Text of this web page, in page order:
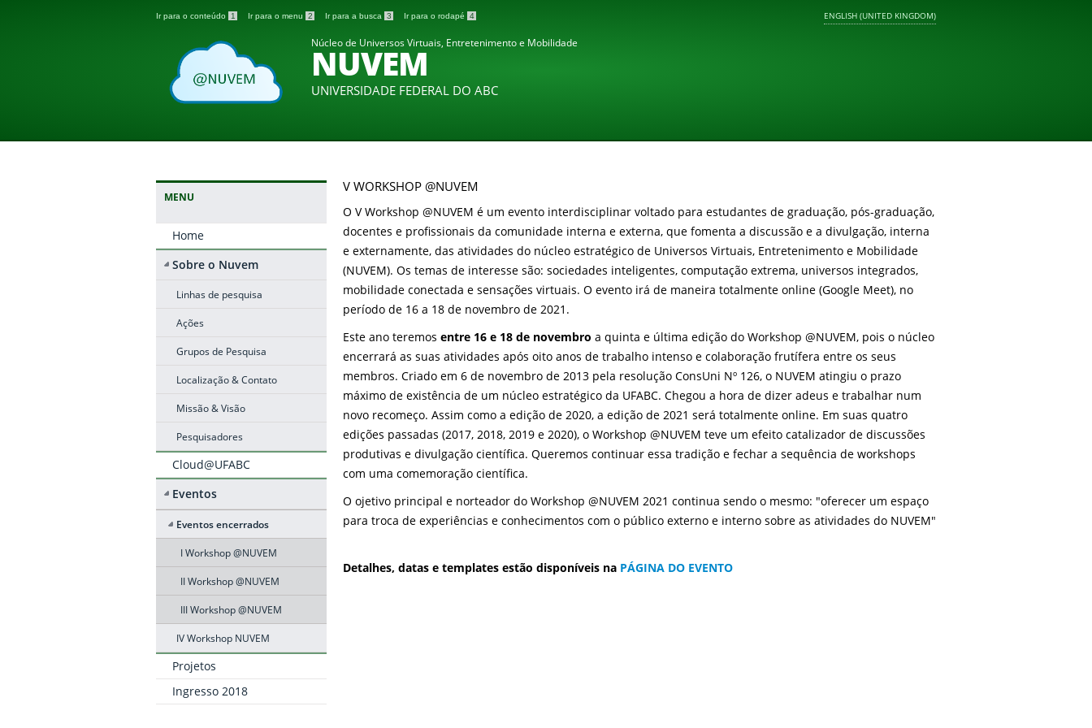
Ir para o conteúdo 1 Ir para o menu 2 Ir para a busca 3 Ir para o rodapé 4 ENGLISH (UNITED KINGDOM)
Núcleo de Universos Virtuais, Entretenimento e Mobilidade
NUVEM
UNIVERSIDADE FEDERAL DO ABC
MENU
Home
Sobre o Nuvem
Linhas de pesquisa
Ações
Grupos de Pesquisa
Localização & Contato
Missão & Visão
Pesquisadores
Cloud@UFABC
Eventos
Eventos encerrados
I Workshop @NUVEM
II Workshop @NUVEM
III Workshop @NUVEM
IV Workshop NUVEM
Projetos
Ingresso 2018
V WORKSHOP @NUVEM
O V Workshop @NUVEM é um evento interdisciplinar voltado para estudantes de graduação, pós-graduação,
docentes e profissionais da comunidade interna e externa, que fomenta a discussão e a divulgação, interna
e externamente, das atividades do núcleo estratégico de Universos Virtuais, Entretenimento e Mobilidade
(NUVEM). Os temas de interesse são: sociedades inteligentes, computação extrema, universos integrados,
mobilidade conectada e sensações virtuais. O evento irá de maneira totalmente online (Google Meet), no
período de 16 a 18 de novembro de 2021.
Este ano teremos entre 16 e 18 de novembro a quinta e última edição do Workshop @NUVEM, pois o núcleo
encerrará as suas atividades após oito anos de trabalho intenso e colaboração frutífera entre os seus
membros. Criado em 6 de novembro de 2013 pela resolução ConsUni Nº 126, o NUVEM atingiu o prazo
máximo de existência de um núcleo estratégico da UFABC. Chegou a hora de dizer adeus e trabalhar num
novo recomeço. Assim como a edição de 2020, a edição de 2021 será totalmente online. Em suas quatro
edições passadas (2017, 2018, 2019 e 2020), o Workshop @NUVEM teve um efeito catalizador de discussões
produtivas e divulgação científica. Queremos continuar essa tradição e fechar a sequência de workshops
com uma comemoração científica.
O ojetivo principal e norteador do Workshop @NUVEM 2021 continua sendo o mesmo: "oferecer um espaço
para troca de experiências e conhecimentos com o público externo e interno sobre as atividades do NUVEM"
Detalhes, datas e templates estão disponíveis na PÁGINA DO EVENTO